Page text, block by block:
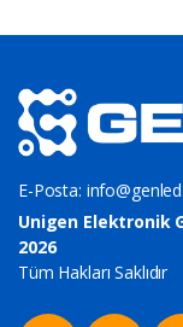
E-Posta:
Unigen Elektronik
2026
Tüm Hakları Saklıdır